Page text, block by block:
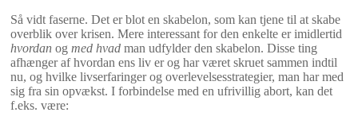
Så vidt faserne. Det er blot en skabelon, som kan tjene til at skabe
overblik over krisen. Mere interessant for den enkelte er imidlertid
hvordan og med hvad man udfylder den skabelon. Disse ting
afhænger af hvordan ens liv er og har været skruet sammen indtil
nu, og hvilke livserfaringer og overlevelsesstrategier, man har med
sig fra sin opvækst. I forbindelse med en ufrivillig abort, kan det
f.eks. være: